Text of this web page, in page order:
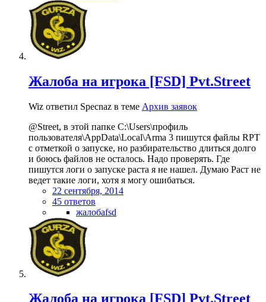
Жалоба на игрока [FSD] Pvt.Street
Wiz ответил Specnaz в теме Архив заявок
@Street, в этой папке C:\Users\профиль
пользователя\AppData\Local\Arma 3 пишутся файлы RPT
с отметкой о запуске, но разбирательство длиться долго
и боюсь файлов не осталось. Надо проверять. Где
пишутся логи о запуске раста я не нашел. Думаю Раст не
ведет такие логи, хотя я могу ошибаться.
22 сентября, 2014
45 ответов
жалобаfsd
Жалоба на игрока [FSD] Pvt.Street